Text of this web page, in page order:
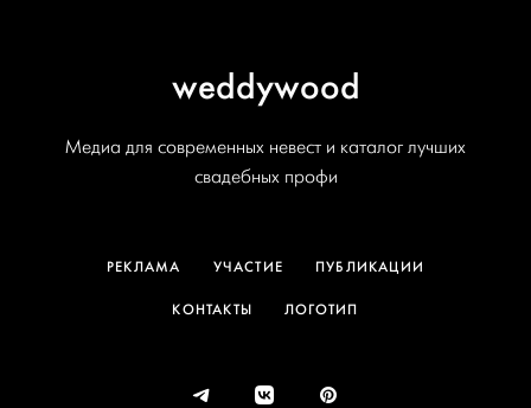
weddywood
Медиа для современных невест и каталог лучших
свадебных профи
РЕКЛАМА УЧАСТИЕ ПУБЛИКАЦИИ
КОНТАКТЫ ЛОГОТИП